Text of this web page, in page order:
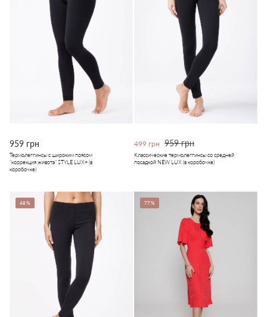
959 грн
Термолеггинсы с широким поясом
"коррекция живота" STYLE LUX+ (в
коробочке)
499 грн 959 грн
Классические термолеггинсы со средней
посадкой NEW LUX (в коробочке)
48% 77%